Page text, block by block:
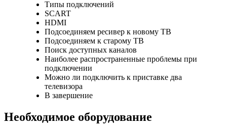
Типы подключений
SCART
HDMI
Подсоединяем ресивер к новому ТВ
Подсоединяем к старому ТВ
Поиск доступных каналов
Наиболее распространенные проблемы при
подключении
Можно ли подключить к приставке два
телевизора
В завершение
Необходимое оборудование